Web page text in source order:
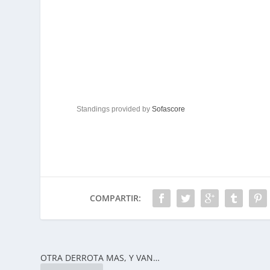
Standings provided bySofascore
COMPARTIR:
OTRA DERROTA MAS, Y VAN…